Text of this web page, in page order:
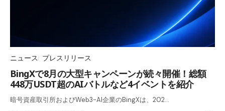
ニュース プレスリリース
BingXで8月の大型キャンペーンが続々開催！総額
448万USDT超のAIバトルなど4イベントを紹介
暗号資産取引所およびWeb3-AI企業のBingXは、202…